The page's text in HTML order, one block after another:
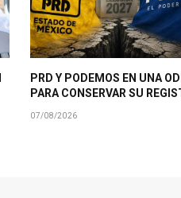
PRD Y PODEMOS EN UNA
PARA CONSERVAR SU
07/08/2026